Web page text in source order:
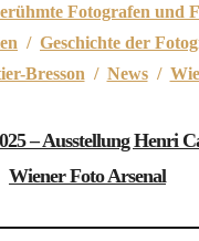
Fotografen und
/ Geschichte der
Bresson / News/
– Ausstellung Henri
Wiener Foto Arsenal